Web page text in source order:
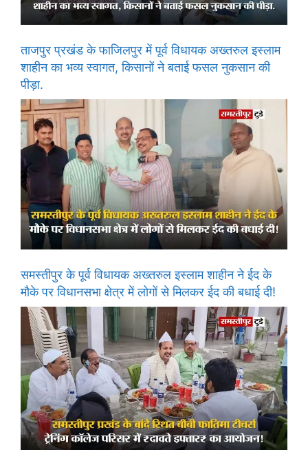
ताजपुर प्रखंड के फाजिलपुर में पूर्व विधायक अख्तरुल इस्लाम
शाहीन का भव्य स्वागत, किसानों ने बताई फसल नुकसान की
पीड़ा.
समस्तीपुर के पूर्व विधायक अख्तरुल इस्लाम शाहीन ने ईद के
मौके पर विधानसभा क्षेत्र में लोगों से मिलकर ईद की बधाई दी!